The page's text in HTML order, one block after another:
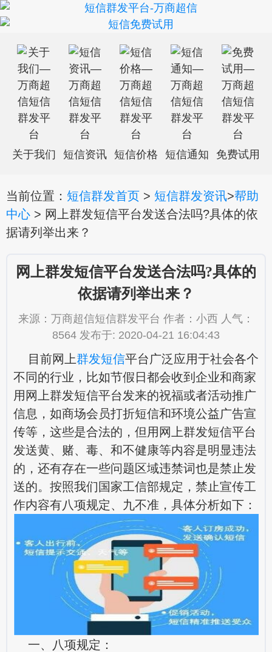
关于我们 短信资讯 短信价格 短信通知 免费试用
当前位置： 短信群发首页 > 短信群发资讯>帮助
中心 > 网上群发短信平台发送合法吗?具体的依
据请列举出来？
网上群发短信平台发送合法吗?具体的
依据请列举出来？
来源：万商超信短信群发平台 作者：小西 人气：
8564 发布于: 2020-04-21 16:04:43
目前网上群发短信平台广泛应用于社会各个
不同的行业，比如节假日都会收到企业和商家
用网上群发短信平台发来的祝福或者活动推广
信息，如商场会员打折短信和环境公益广告宣
传等，这些是合法的，但用网上群发短信平台
发送黄、赌、毒、和不健康等内容是明显违法
的，还有存在一些问题区域违禁词也是禁止发
送的。按照我们国家工信部规定，禁止宣传工
作内容有八项规定、九不准，具体分析如下：
一、八项规定：